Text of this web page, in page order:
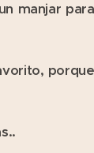
manjar para
porque